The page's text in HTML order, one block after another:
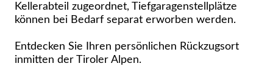
Kellerabteil zugeordnet, Tiefgaragenstellplätze
können bei Bedarf separat erworben werden.
Entdecken Sie Ihren persönlichen Rückzugsort
inmitten der Tiroler Alpen.